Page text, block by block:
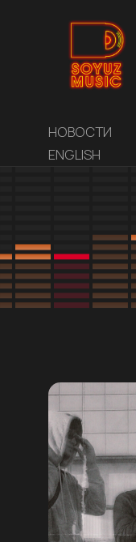
НОВОСТИ
ENGLISH